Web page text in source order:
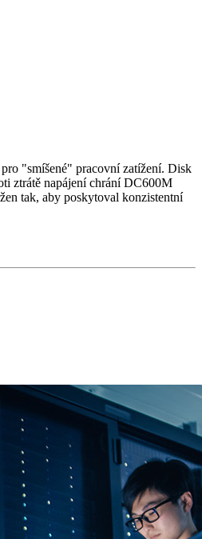
"smíšené" pracovní zatížení. Disk
ztrátě napájení chrání DC600M
tak, aby poskytoval konzistentní